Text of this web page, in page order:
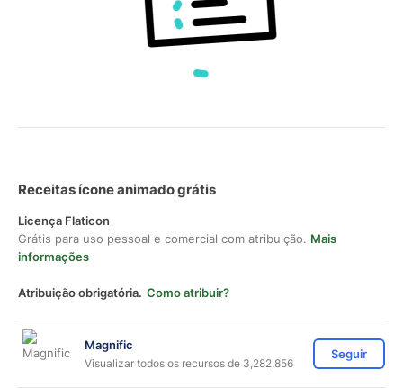
Receitas ícone animado grátis
Licença Flaticon
Grátis para uso pessoal e comercial com atribuição. Mais
informações
Atribuição obrigatória. Como atribuir?
Magnific
Visualizar todos os recursos de 3,282,856
Seguir